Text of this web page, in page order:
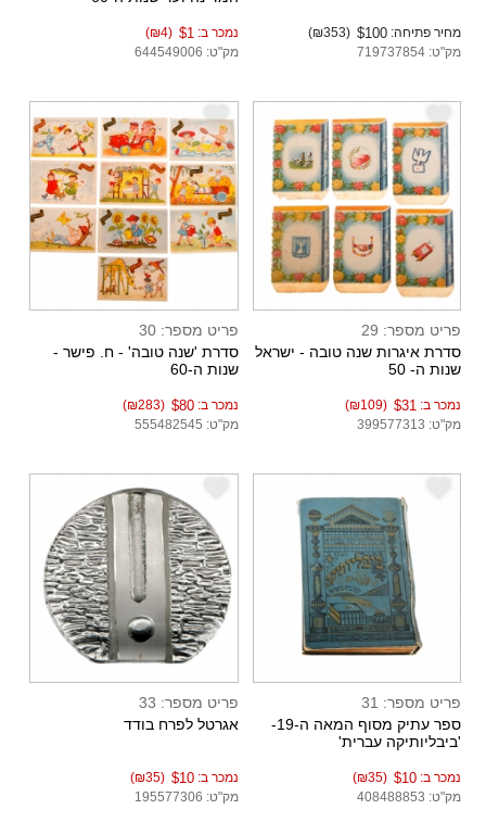
מחיר פתיחה: $100
(₪353)
מק"ט: 719737854
נמכר ב: $1
(₪4)
מק"ט: 644549006
e
פריט מספר: 29
סדרת איגרות שנה טובה - ישראל
שנות ה- 50
נמכר ב: $31
(₪109)
מק"ט: 399577313
e
פריט מספר: 30
סדרת 'שנה טובה' - ח. פישר -
שנות ה-60
נמכר ב:$80
(₪283)
מק"ט: 555482545
פריט מספר: 31
ספר עתיק מסוף המאה ה-19-
'ביבליותיקה עברית'
נמכר ב: $10
(₪35)
מק"ט: 408488853
פריט מספר: 33
אגרטל לפרח בודד
נמכר ב:$10
(₪35)
מק"ט: 195577306